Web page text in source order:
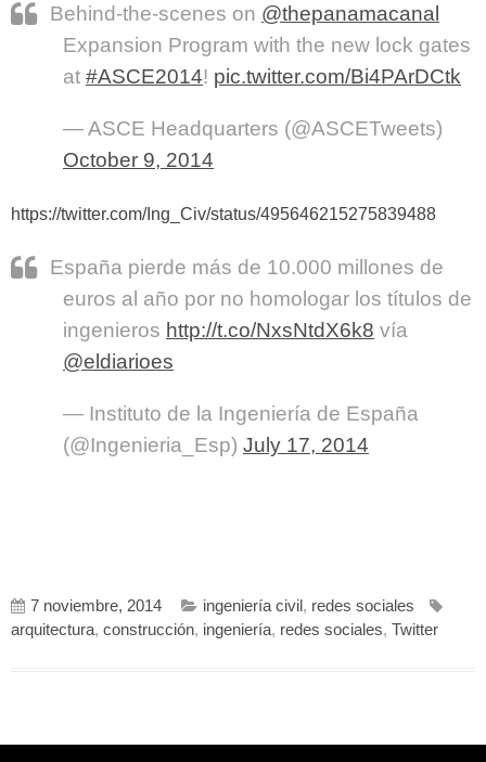
Behind-the-scenes on @thepanamacanal
Expansion Program with the new lock gates
at #ASCE2014! pic.twitter.com/Bi4PArDCtk
— ASCE Headquarters (@ASCETweets)
October 9, 2014
https://twitter.com/Ing_Civ/status/495646215275839488
España pierde más de 10.000 millones de
euros al año por no homologar los títulos de
ingenieros http://t.co/NxsNtdX6k8 vía
@eldiarioes
— Instituto de la Ingeniería de España
(@Ingenieria_Esp) July 17, 2014
7 noviembre, 2014 ingeniería civil , redes sociales
arquitectura, construcción, ingeniería, redes sociales, Twitter